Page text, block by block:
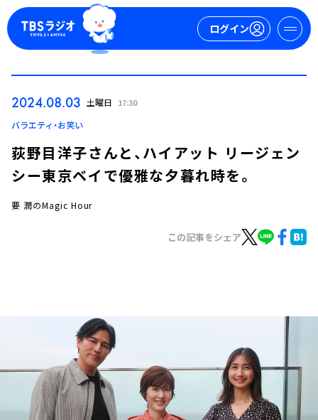
ログイン
ログイン
お知らせ
イベント・グッズ
YouTube
会社情報
2024.08.03 土曜日 17:30
バラエティ・お笑い
荻野目洋子さんと、ハイアット リージェン
シー東京ベイで優雅な夕暮れ時を。
要 潤のMagic Hour
この記事をシェア